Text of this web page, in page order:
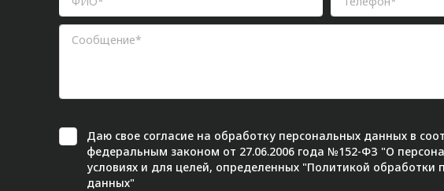
Даю свое согласие на обработку персональных данных в
федеральным законом от 27.06.2006 года №152-ФЗ "О
условиях и для целей, определенных "Политикой обработки
данных"